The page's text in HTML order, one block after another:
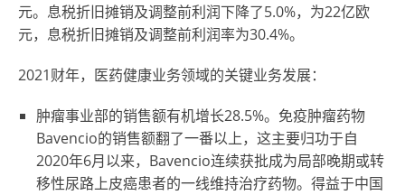
元。息税折旧摊销及调整前利润下降了5.0%，为22亿欧
元，息税折旧摊销及调整前利润率为30.4%。
2021财年，医药健康业务领域的关键业务发展：
肿瘤事业部的销售额有机增长28.5%。免疫肿瘤药物
Bavencio的销售额翻了一番以上，这主要归功于自
2020年6月以来，Bavencio连续获批成为局部晚期或转
移性尿路上皮癌患者的一线维持治疗药物。得益于中国